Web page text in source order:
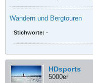
Wandern und Bergtouren
Stichworte: -
HDsports
5000er